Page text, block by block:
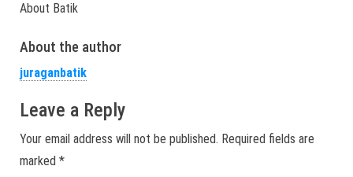
About Batik
About the author
juraganbatik
Leave a Reply
Your email address will not be published. Required fields are
marked *